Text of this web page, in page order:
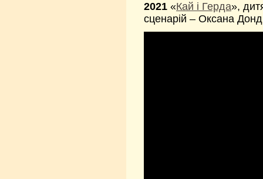
2021 «Кай і Герда»,
сценарій – Оксана